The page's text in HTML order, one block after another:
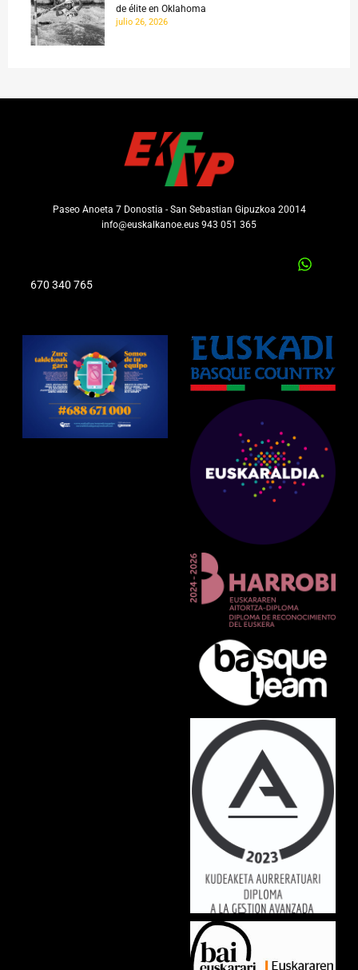
de élite en Oklahoma
julio 26, 2026
Paseo Anoeta 7 Donostia - San Sebastian Gipuzkoa 20014
info@euskalkanoe.eus 943 051 365
670 340 765